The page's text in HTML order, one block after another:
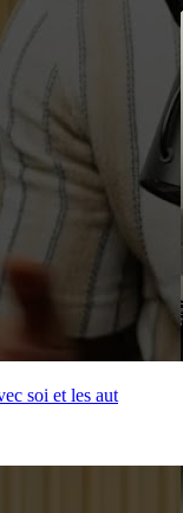
soi et les aut